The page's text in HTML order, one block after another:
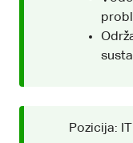
Pozicija: